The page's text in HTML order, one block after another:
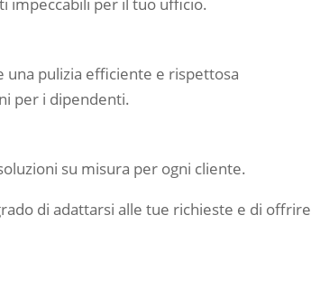
pulizia efficiente e rispettosa
per i dipendenti.
su misura per ogni cliente.
di adattarsi alle tue richieste e di offrire